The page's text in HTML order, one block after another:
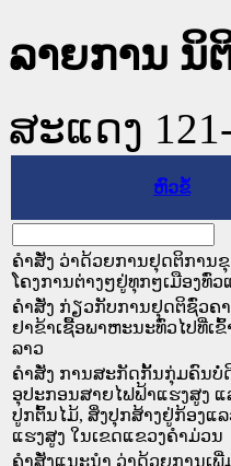
ລາຍການ ນິ
ສະແດງ
ຫົວຂໍ້
ຄຳສັ່ງ ວ່າດ້ວຍການຢຸດຕິການ
ໂຄງການຕ່າງໆຢູ່ທຸກໆເມືອງທົ່ວ
ຄຳສັ່ງ ກ່ຽວກັບການຢຸດຕິຊົ່ວຄ
ຢາຂ້າເຊື້ອພາຫະນະທົ່ວໄປທີ່ເຂົ້
ລາວ
ຄຳສັ່ງ ການສະກັດກັ້ນກຸ່ມຄົນບໍ່
ອຸປະກອນສາຍໄຟຟ້າແຮງສູງ
ປູກຕົ້ນໄມ້, ສິ່ງປຸກສ້າງຢູ່ກ້ອງແ
ແຮງສູງ ໃນເຂດແຂວງຄຳມ່ວນ
ຄຳສັ່ງແນະນຳ ວ່າດ້ວຍການເພີ່